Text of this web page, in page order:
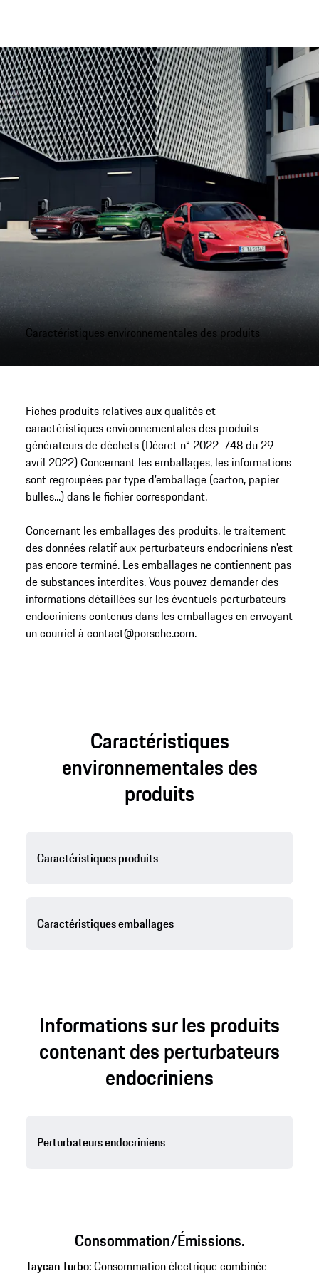
Caractéristiques environnementales des produits
Fiches produits relatives aux qualités et
caractéristiques environnementales des produits
générateurs de déchets (Décret n° 2022-748 du 29
avril 2022) Concernant les emballages, les informations
sont regroupées par type d'emballage (carton, papier
bulles...) dans le fichier correspondant.
Concernant les emballages des produits, le traitement
des données relatif aux perturbateurs endocriniens n'est
pas encore terminé. Les emballages ne contiennent pas
de substances interdites. Vous pouvez demander des
informations détaillées sur les éventuels perturbateurs
endocriniens contenus dans les emballages en envoyant
un courriel à contact@porsche.com.
Caractéristiques
environnementales des
produits
Caractéristiques produits
Caractéristiques emballages
Informations sur les produits
contenant des perturbateurs
endocriniens
Perturbateurs endocriniens
Consommation/Émissions.
Taycan Turbo:Consommation électrique combinée